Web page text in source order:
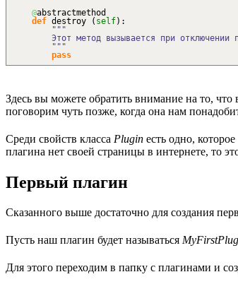
@abstractmethod
def destroy ( self) :
"""
Этот метод вызывается при отключении
"""
pass
Здесь вы можете обратить внимание на то, что
поговорим чуть позже, когда она нам
Среди свойств класса Plugin есть одно,
плагина нет своей страницы в интернете, то
Первый плагин
Сказанного выше достаточно для создания
Пусть наш плагин будет называться
Для этого переходим в папку с плагинами и